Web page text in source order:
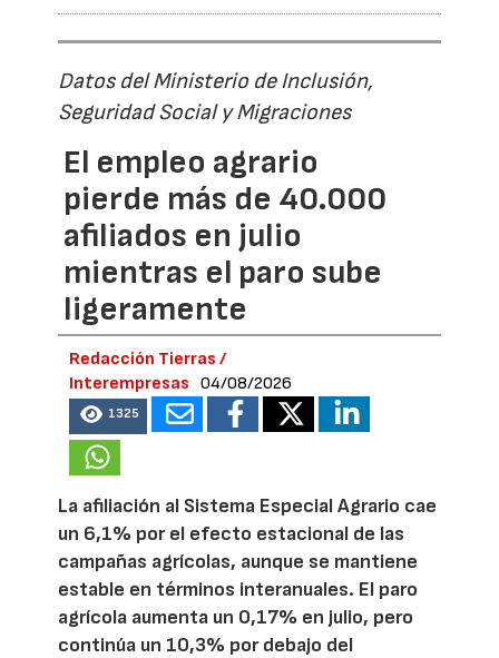
Datos del Ministerio de Inclusión,
Seguridad Social y Migraciones
El empleo agrario
pierde más de 40.000
afiliados en julio
mientras el paro sube
ligeramente
Redacción Tierras /
Interempresas
04/08/2026
1325
La afiliación al Sistema Especial Agrario cae
un 6,1% por el efecto estacional de las
campañas agrícolas, aunque se mantiene
estable en términos interanuales. El paro
agrícola aumenta un 0,17% en julio, pero
continúa un 10,3% por debajo del